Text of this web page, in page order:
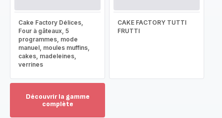
Cake Factory Délices,
Four à gâteaux, 5
programmes, mode
manuel, moules muffins,
cakes, madeleines,
verrines
CAKE FACTORY TUTTI
FRUTTI
Découvrir la gamme
complète